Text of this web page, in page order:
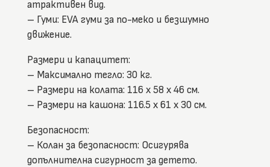
атрактивен вид.
– Гуми: EVA гуми за по-меко и безшумно
движение.
Размери и капацитет:
– Максимално тегло: 30 кг.
– Размери на колата: 116 x 58 x 46 см.
– Размери на кашона: 116.5 x 61 x 30 см.
Безопасност:
– Колан за безопасност: Осигурява
допълнителна сигурност за детето.